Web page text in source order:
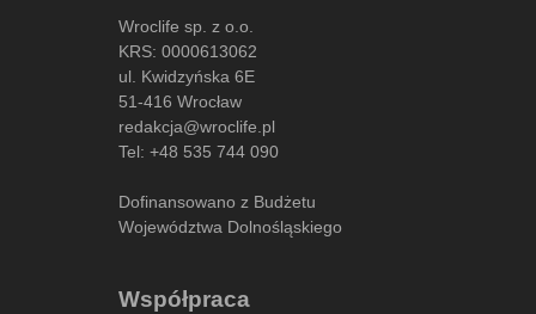
Wroclife sp. z o.o.
KRS: 0000613062
ul. Kwidzyńska 6E
51-416 Wrocław
redakcja@wroclife.pl
Tel: +48 535 744 090
Dofinansowano z Budżetu
Województwa Dolnośląskiego
Współpraca